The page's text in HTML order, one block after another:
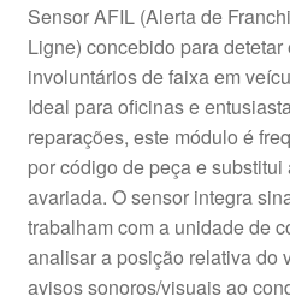
Sensor AFIL (Alerta de
Ligne) concebido para
involuntários de faixa em
Ideal para oficinas e
reparações, este módulo é
por código de peça e
avariada. O sensor integra
trabalham com a unidade de
analisar a posição relativa do
avisos sonoros/visuais ao